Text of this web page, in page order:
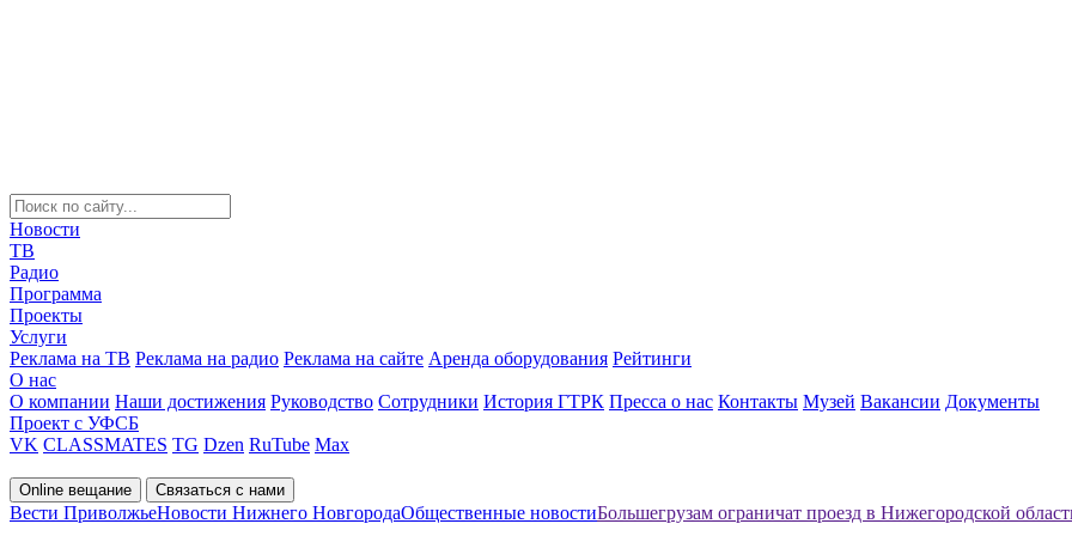
Новости
ТВ
Радио
Программа
Проекты
Услуги
Реклама на ТВ Реклама на радио Реклама на сайте Аренда оборудования Рейтинги
О нас
О компании Наши достижения Руководство Сотрудники История ГТРК Пресса о нас Контакты Музей Вакансии Документы
Проект с УФСБ
VK CLASSMATES TG Dzen RuTube Max
Online вещание Связаться с нами
Вести ПриволжьеНовости Нижнего НовгородаОбщественные новостиБольшегрузам ограничат проезд в Нижегородской